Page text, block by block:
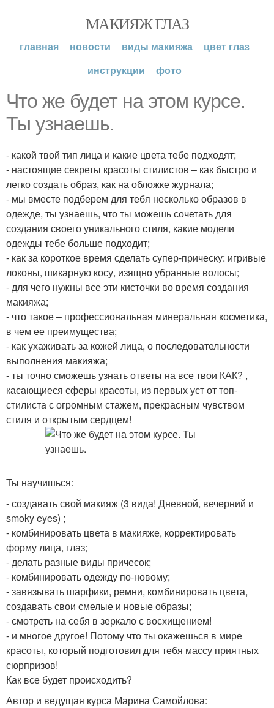
МАКИЯЖ ГЛАЗ
главная новости виды макияжа
цвет глаз
инструкции
фото
Что же будет на этом курсе.
Ты узнаешь.
- какой твой тип лица и какие цвета тебе подходят;
- настоящие секреты красоты стилистов – как быстро и
легко создать образ, как на обложке журнала;
- мы вместе подберем для тебя несколько образов в
одежде, ты узнаешь, что ты можешь сочетать для
создания своего уникального стиля, какие модели
одежды тебе больше подходит;
- как за короткое время сделать супер-прическу: игривые
локоны, шикарную косу, изящно убранные волосы;
- для чего нужны все эти кисточки во время создания
макияжа;
- что такое – профессиональная минеральная косметика,
в чем ее преимущества;
- как ухаживать за кожей лица, о последовательности
выполнения макияжа;
- ты точно сможешь узнать ответы на все твои КАК? ,
касающиеся сферы красоты, из первых уст от топ-
стилиста с огромным стажем, прекрасным чувством
стиля и открытым сердцем!
Ты научишься:
- создавать свой макияж (3 вида! Дневной, вечерний и
smoky eyes) ;
- комбинировать цвета в макияже, корректировать
форму лица, глаз;
- делать разные виды причесок;
- комбинировать одежду по-новому;
- завязывать шарфики, ремни, комбинировать цвета,
создавать свои смелые и новые образы;
- смотреть на себя в зеркало с восхищением!
- и многое другое! Потому что ты окажешься в мире
красоты, который подготовил для тебя массу приятных
сюрпризов!
Как все будет происходить?
Автор и ведущая курса Марина Самойлова: